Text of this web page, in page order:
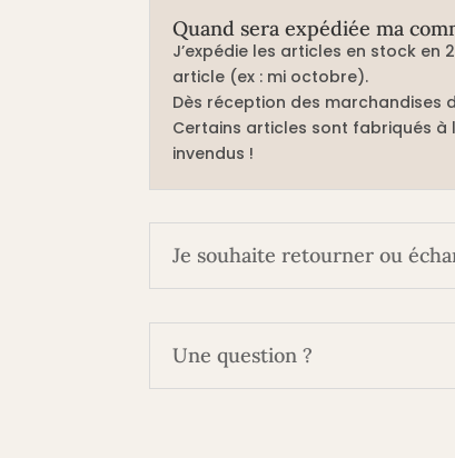
Quand sera expédiée ma
J’expédie les articles en stock
article (ex : mi octobre).
Dès réception des marchandises
Certains articles sont fabriqués à
invendus !
Je souhaite retourner ou
Une question ?